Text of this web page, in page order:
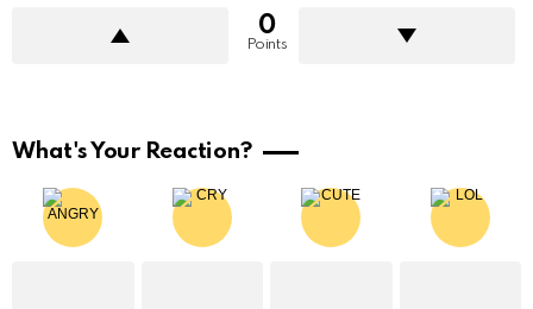
0
Points
What's Your Reaction?